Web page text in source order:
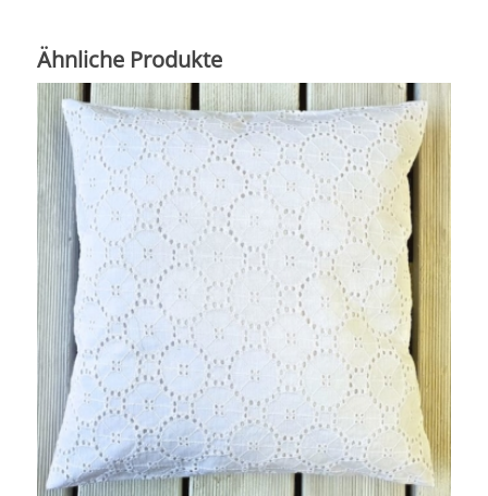
Ähnliche Produkte